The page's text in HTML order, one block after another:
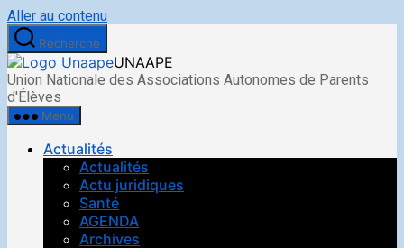
Aller au contenu
Recherche
UNAAPE
Union Nationale des Associations Autonomes de Parents
d'Élèves
Menu
Actualités
Actualités
Actu juridiques
Santé
AGENDA
Archives